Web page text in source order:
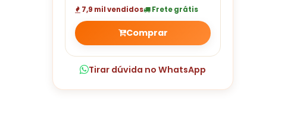
7,9 mil vendidos Frete grátis
Comprar
Tirar dúvida no WhatsApp